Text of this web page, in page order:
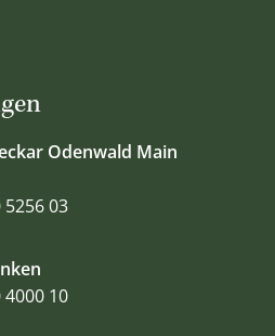
Odenwald Main
5256 03
4000 10